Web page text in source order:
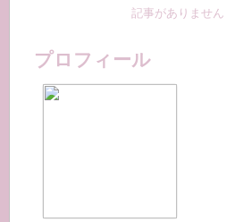
記事がありません
プロフィール